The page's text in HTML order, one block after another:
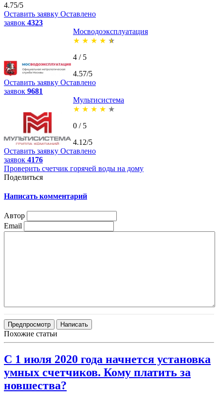
4.75/5
Оставить заявку Оставлено
заявок 4323
Мосводоэксплуатация
★ ★ ★ ★ ★
4 / 5
4.57/5
Оставить заявку Оставлено
заявок 9681
Мультисистема
★ ★ ★ ★ ★
0 / 5
4.12/5
Оставить заявку Оставлено
заявок 4176
Проверить счетчик горячей воды на дому
Поделиться
Написать комментарий
Автор
Email
Похожие статьи
С 1 июля 2020 года начнется установка
умных счетчиков. Кому платить за
новшества?